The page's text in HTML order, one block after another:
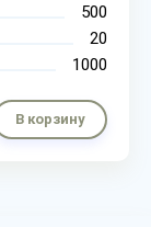
500
20
1000
В корзину